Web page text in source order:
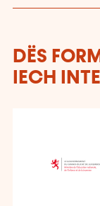
DËS
IECH